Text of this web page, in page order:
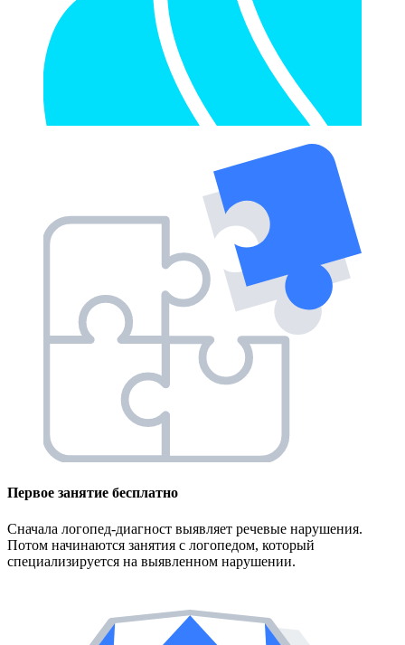
Первое занятие бесплатно
Сначала логопед-диагност выявляет речевые нарушения.
Потом начинаются занятия с логопедом, который
специализируется на выявленном нарушении.